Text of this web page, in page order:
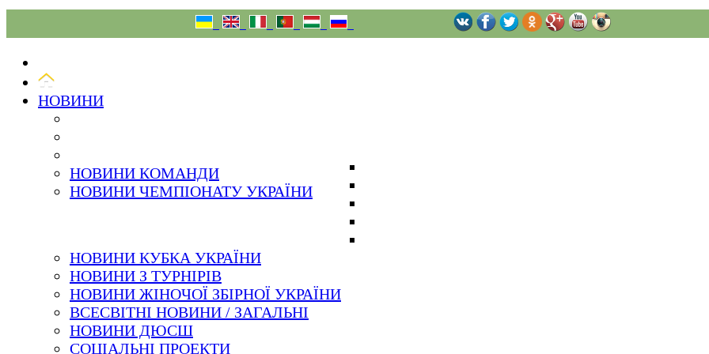
НОВИНИ
НОВИНИ КОМАНДИ
НОВИНИ ЧЕМПІОНАТУ УКРАЇНИ
НОВИНИ КУБКА УКРАЇНИ
НОВИНИ З ТУРНІРІВ
НОВИНИ ЖІНОЧОЇ ЗБІРНОЇ УКРАЇНИ
ВСЕСВІТНІ НОВИНИ / ЗАГАЛЬНІ
НОВИНИ ДЮСШ
СОЦІАЛЬНІ ПРОЕКТИ